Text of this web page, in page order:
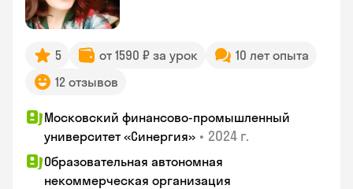
5 от 1590 ₽ за урок
10 лет опыта
12 отзывов
Московский финансово-промышленный
университет «Синергия» • 2024 г.
Образовательная автономная
некоммерческая организация